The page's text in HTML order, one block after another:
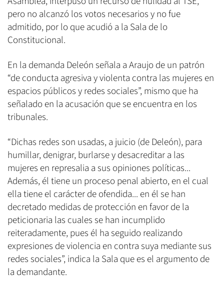
pero no alcanzó los votos necesarios y no fue
admitido, por lo que acudió a la Sala de lo
Constitucional.
En la demanda Deleón señala a Araujo de un patrón
“de conducta agresiva y violenta contra las mujeres en
espacios públicos y redes sociales”, mismo que ha
señalado en la acusación que se encuentra en los
tribunales.
“Dichas redes son usadas, a juicio (de Deleón), para
humillar, denigrar, burlarse y desacreditar a las
mujeres en represalia a sus opiniones políticas...
Además, él tiene un proceso penal abierto, en el cual
ella tiene el carácter de ofendida... en él se han
decretado medidas de protección en favor de la
peticionaria las cuales se han incumplido
reiteradamente, pues él ha seguido realizando
expresiones de violencia en contra suya mediante sus
redes sociales”, indica la Sala que es el argumento de
la demandante.